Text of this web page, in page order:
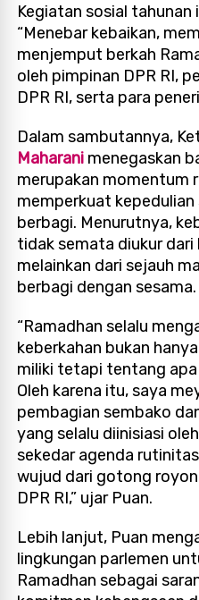
Kegiatan sosial
“Menebar kebaikan,
menjemput berkah
oleh pimpinan DPR RI,
DPR RI, serta para
Dalam sambutannya,
Maharani menegaskan
merupakan momentum
memperkuat
berbagi. Menurutnya,
tidak semata diukur
melainkan dari sejauh
berbagi dengan sesama.
“Ramadhan selalu
keberkahan bukan
miliki tetapi tentang
Oleh karena itu, saya
pembagian sembako
yang selalu diinisiasi
sekedar agenda
wujud dari gotong
DPR RI,” ujar Puan.
Lebih lanjut, Puan
lingkungan parlemen
Ramadhan sebagai